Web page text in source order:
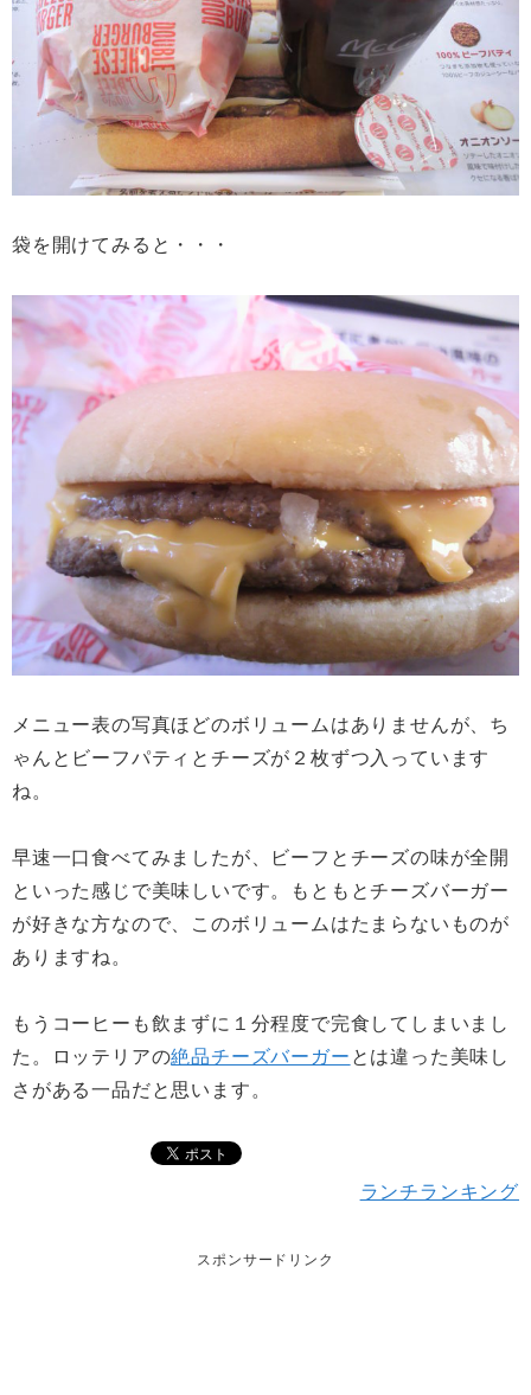
袋を開けてみると・・・
メニュー表の写真ほどのボリュームはありませんが、ち
ゃんとビーフパティとチーズが２枚ずつ入っています
ね。
早速一口食べてみましたが、ビーフとチーズの味が全開
といった感じで美味しいです。もともとチーズバーガー
が好きな方なので、このボリュームはたまらないものが
ありますね。
もうコーヒーも飲まずに１分程度で完食してしまいまし
た。ロッテリアの絶品チーズバーガー とは違った美味し
さがある一品だと思います。
ランチランキング
スポンサードリンク